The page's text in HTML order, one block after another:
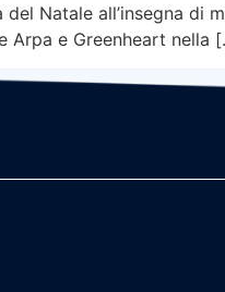
Natale all’insegna di
Arpa e Greenheart nella